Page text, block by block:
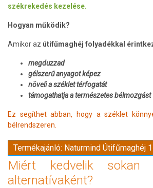
székrekedés kezelése.
Hogyan működik?
Amikor az útifűmaghéj folyadékkal
megduzzad
gélszerű anyagot képez
növeli a széklet térfogatát
támogathatja a természetes bélmozgást
Ez segíthet abban, hogy a széklet
bélrendszeren.
Termékajánló: Naturmind Útifűmaghéj
Miért kedvelik sokan
alternatívaként?